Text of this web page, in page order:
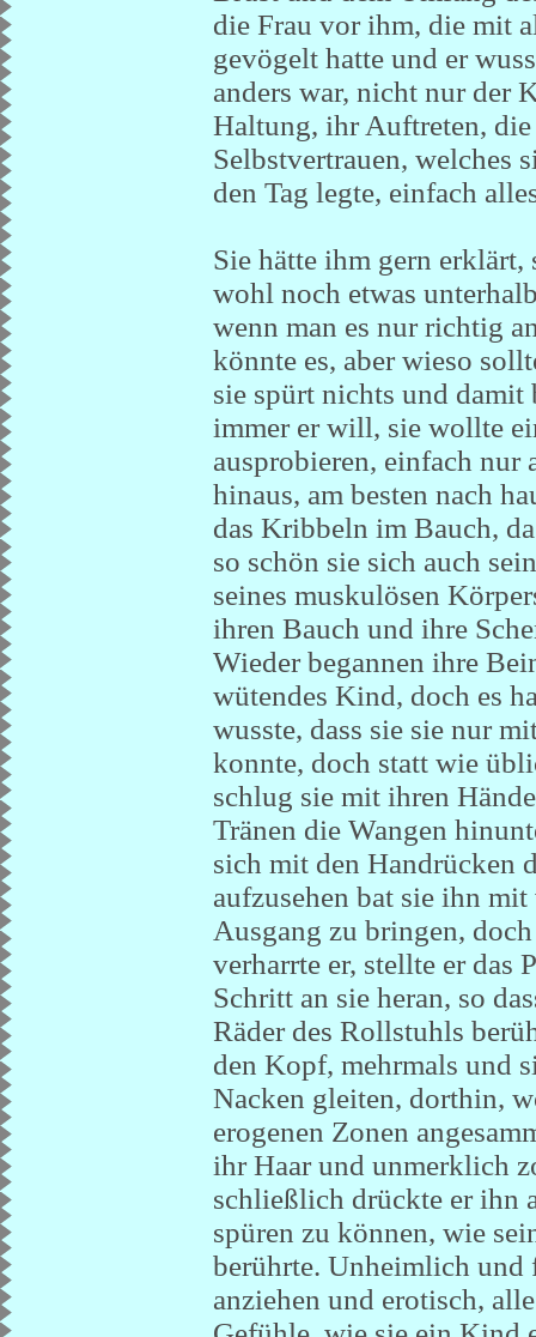
die Frau vor ihm, die mit
gevögelt hatte und er
anders war, nicht nur der
Haltung, ihr Auftreten,
Selbstvertrauen, welches
den Tag legte, einfach
Sie hätte ihm gern erklärt,
wohl noch etwas
wenn man es nur richtig
könnte es, aber wieso
sie spürt nichts und damit
immer er will, sie wollte
ausprobieren, einfach nur
hinaus, am besten nach
das Kribbeln im Bauch,
so schön sie sich auch
seines muskulösen
ihren Bauch und ihre
Wieder begannen ihre
wütendes Kind, doch es
wusste, dass sie sie nur
konnte, doch statt wie
schlug sie mit ihren
Tränen die Wangen
sich mit den Handrücken
aufzusehen bat sie ihn
Ausgang zu bringen,
verharrte er, stellte er das
Schritt an sie heran, so
Räder des Rollstuhls
den Kopf, mehrmals und
Nacken gleiten, dorthin,
erogenen Zonen
ihr Haar und unmerklich
schließlich drückte er ihn
spüren zu können, wie
berührte. Unheimlich und
anziehen und erotisch,